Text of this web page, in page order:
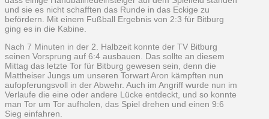
und sie es nicht schafften das Runde in das Eckige zu
befördern. Mit einem Fußball Ergebnis von 2:3 für Bitburg
ging es in die Kabine.
Nach 7 Minuten in der 2. Halbzeit konnte der TV Bitburg
seinen Vorsprung auf 6:4 ausbauen. Das sollte an diesem
Mittag das letzte Tor für Bitburg gewesen sein, denn die
Mattheiser Jungs um unseren Torwart Aron kämpften nun
aufopferungsvoll in der Abwehr. Auch im Angriff wurde nun im
Verlaufe die eine oder andere Lücke entdeckt, und so konnte
man Tor um Tor aufholen, das Spiel drehen und einen 9:6
Sieg einfahren.